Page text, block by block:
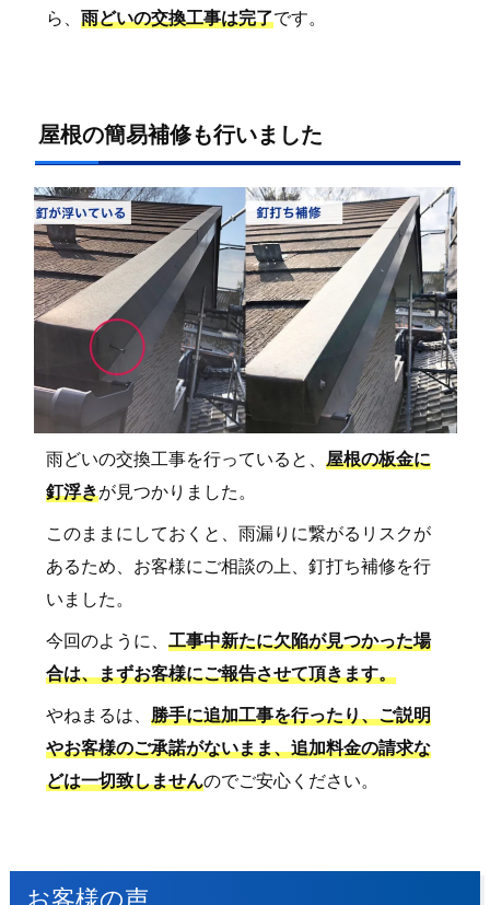
ら、 雨どいの交換工事は完了です。
屋根の簡易補修も行いました
雨どいの交換工事を行っていると、 屋根の板金に
釘浮きが見つかりました。
このままにしておくと、雨漏りに繋がるリスクが
あるため、お客様にご相談の上、釘打ち補修を行
いました。
今回のように、 工事中新たに欠陥が見つかった場
合は、まずお客様にご報告させて頂きます。
やねまるは、 勝手に追加工事を行ったり、ご説明
やお客様のご承諾がないまま、追加料金の請求な
どは一切致しませんのでご安心ください。
お客様の声